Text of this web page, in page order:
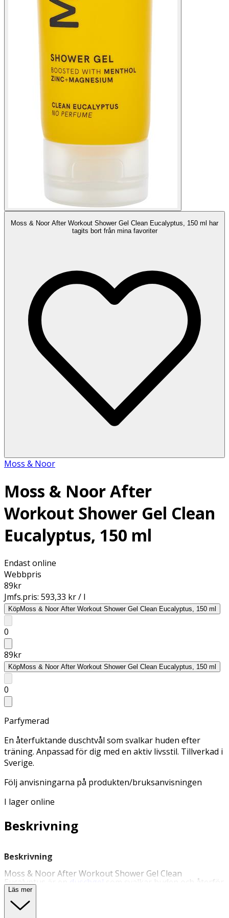
Moss & Noor After Workout Shower Gel Clean Eucalyptus, 150 ml har
tagits bort från mina favoriter
Moss & Noor
Moss & Noor After
Workout Shower Gel Clean
Eucalyptus, 150 ml
Endast online
Webbpris
89kr
Jmfs.pris: 593,33 kr / l
KöpMoss & Noor After Workout Shower Gel Clean Eucalyptus, 150 ml
0
89kr
KöpMoss & Noor After Workout Shower Gel Clean Eucalyptus, 150 ml
0
Parfymerad
En återfuktande duschtvål som svalkar huden efter
träning. Anpassad för dig med en aktiv livsstil. Tillverkad i
Sverige.
Följ anvisningarna på produkten/bruksanvisningen
I lager online
Beskrivning
Beskrivning
Moss & Noor After Workout Shower Gel Clean
Eucalyptus är en duschgel som svalkar huden och återför
mineraler efter träning. Innehåller menthol som svalkar
huden efter träning, zink som verkar mot illa lukt och
odör samt magnesium som återuppbygger det yttersta
Läs mer